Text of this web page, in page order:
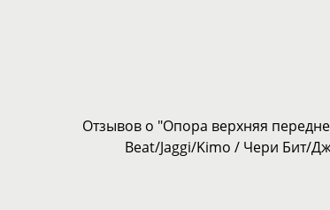
Отзывов о "Опора верхняя
Beat/Jaggi/Kimo / Чери Бит/